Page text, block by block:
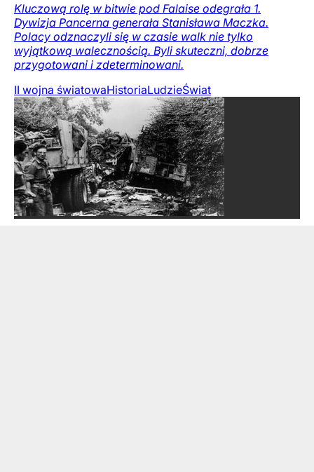
Kluczową rolę w bitwie pod Falaise odegrała 1.
Dywizja Pancerna generała Stanisława Maczka.
Polacy odznaczyli się w czasie walk nie tylko
wyjątkową walecznością. Byli skuteczni, dobrze
przygotowani i zdeterminowani.
II wojna światowaHistoriaLudzieŚwiat